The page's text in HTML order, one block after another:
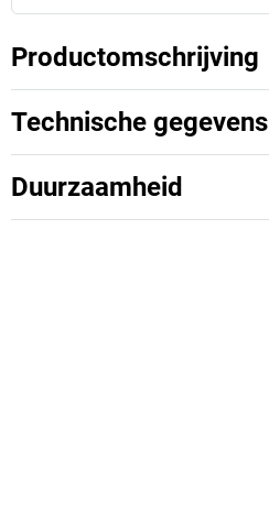
Productomschrijving
Technische gegevens
Duurzaamheid